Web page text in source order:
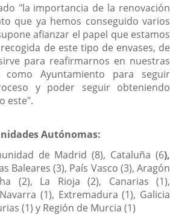
"la importancia de la renovación
que ya hemos conseguido varios
afianzar el papel que estamos
de este tipo de envases, de
para reafirmarnos en nuestras
Ayuntamiento para seguir
y poder seguir obteniendo
este".
Autónomas:
de Madrid (8), Cataluña (6),
Baleares (3), País Vasco (3), Aragón
(2), La Rioja (2), Canarias (1),
(1), Extremadura (1), Galicia
(1) y Región de Murcia (1)